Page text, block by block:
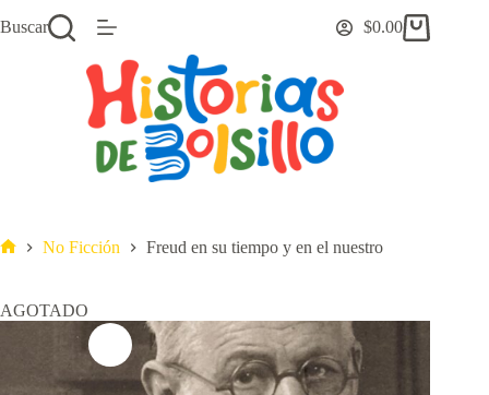
al
Buscar
Carro
$0.00
No Ficción Freud en su tiempo y en el nuestro
AGOTADO